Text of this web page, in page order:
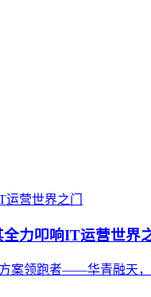
力叩响IT运营世界
案领跑者——华青融天